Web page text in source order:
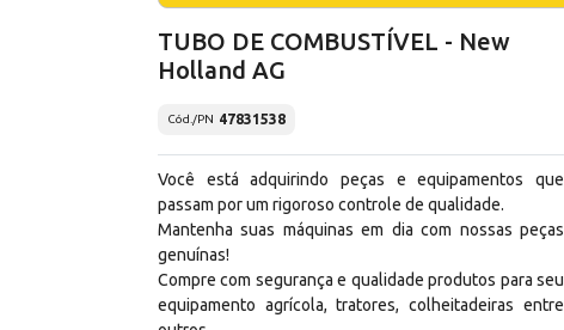
TUBO DE COMBUSTÍVEL - New
Holland AG
Cód./PN 47831538
Você está adquirindo peças e equipamentos que
passam por um rigoroso controle de qualidade.
Mantenha suas máquinas em dia com nossas peças
genuínas!
Compre com segurança e qualidade produtos para seu
equipamento agrícola, tratores, colheitadeiras entre